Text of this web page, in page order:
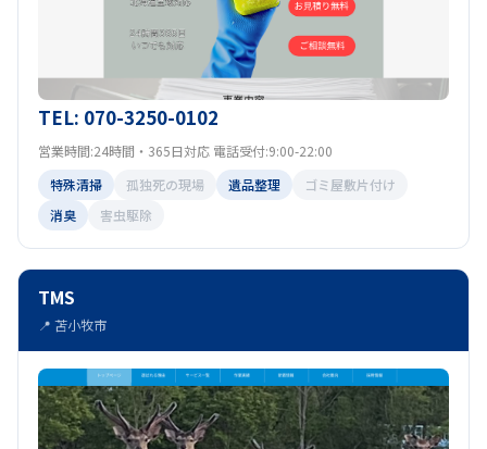
TEL: 070-3250-0102
営業時間:24時間・365日対応 電話受付:9:00-22:00
特殊清掃
孤独死の現場 遺品整理
ゴミ屋敷片付け
消臭
害虫駆除
TMS
📍 苫小牧市